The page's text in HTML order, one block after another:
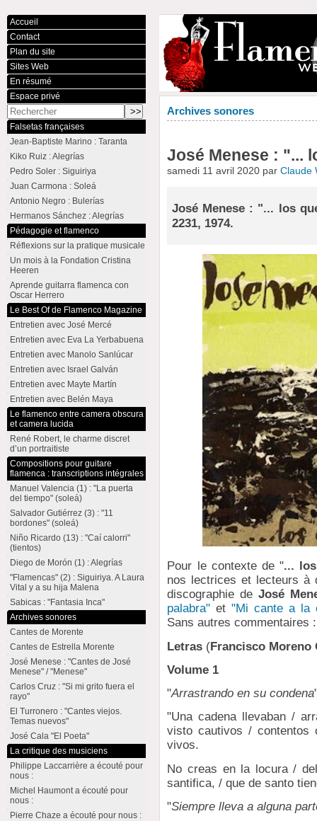
Archives sonores
José Menese : "...
samedi 11 avril 2020 parClaude
José Menese : "... los
2231, 1974.
Pour le contexte de "...
nos lectrices et lecteurs à
discographie de José
palabra" et"Mi cante a la
Sans autres commentaires :
Letras (Francisco Moreno
Volume 1
"Arrastrando en su condena
"Una cadena llevaban /
visto cautivos / contentos
vivos.
No creas en la locura /
santifica, / que de santo
"Siempre lleva a alguna
Accueil
Contact
Plan du site
Sites Web
En résumé
Espace privé
Falsetas françaises
Jean-Baptiste Marino : Taranta
Kiko Ruiz : Alegrías
Pedro Soler : Siguiriya
Juan Carmona : Soleá
Antonio Negro : Bulerías
Hermanos Sánchez : Alegrías
Pédagogie et flamenco
Réflexions sur la pratique musicale
Un mois à la Fondation Cristina
Heeren
Aprende guitarra flamenca con
Oscar Herrero
Le Best Of de Flamenco Magazine
Entretien avec José Mercé
Entretien avec Eva La Yerbabuena
Entretien avec Manolo Sanlúcar
Entretien avec Israel Galván
Entretien avec Mayte Martín
Entretien avec Belén Maya
Le flamenco entre camera obscura
et camera lucida
René Robert, le charme discret
d’un portraitiste
Compositions pour guitare
flamenca : transcriptions intégrales
Manuel Valencia (1) : "La puerta
del tiempo" (soleá)
Salvador Gutiérrez (3) : "11
bordones" (soleá)
Niño Ricardo (13) : "Caí calorri"
(tientos)
Diego de Morón (1) : Alegrías
"Flamencas" (2) : Siguiriya. A Laura
Vital y a su hija Malena
Sabicas : "Fantasia Inca"
Archives sonores
Cantes de Morente
Cantes de Estrella Morente
José Menese : "Cantes de José
Menese" / "Menese"
Carlos Cruz : "Si mi grito fuera el
rayo"
El Turronero : "Cantes viejos.
Temas nuevos"
José Cala "El Poeta"
La critique des musiciens
Philippe Laccarrière a écouté pour
nous :
Michel Haumont a écouté pour
nous :
Pierre Chaze a écouté pour nous :